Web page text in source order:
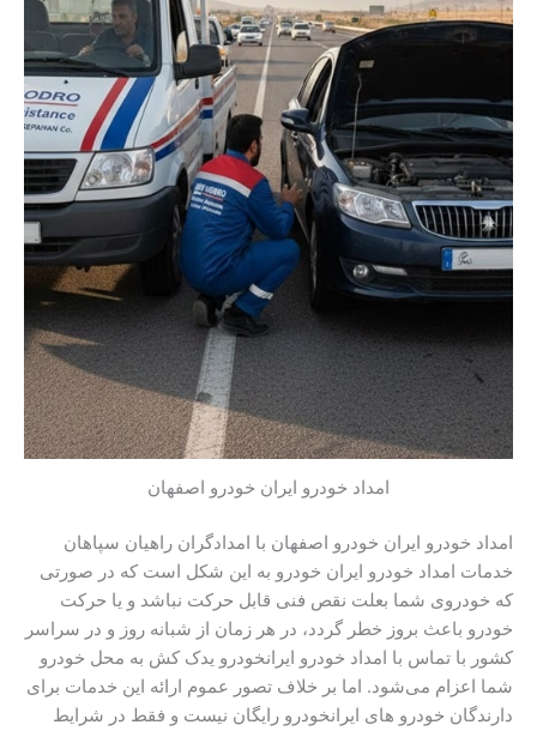
امداد خودرو ایران خودرو اصفهان
امداد خودرو ایران خودرو اصفهان با امدادگران راهیان سپاهان
خدمات امداد خودرو ایران خودرو به این شکل است که در صورتی
که خودروی شما بعلت نقص فنی قابل حرکت نباشد و یا حرکت
خودرو باعث بروز خطر گردد، در هر زمان از شبانه روز و در سراسر
کشور با تماس با امداد خودرو ایرانخودرو یدک کش به محل خودرو
شما اعزام می‌شود. اما بر خلاف تصور عموم ارائه این خدمات برای
دارندگان خودرو های ایرانخودرو رایگان نیست و فقط در شرایط